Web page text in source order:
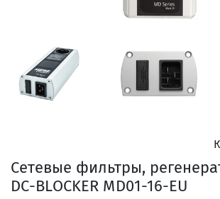
Сетевые фильтры,
DC-BLOCKER MD01-16-EU